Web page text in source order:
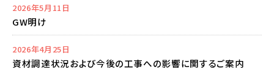
2026年5月11日
GW明け
2026年4月25日
資材調達状況および今後の工事への影響に関するご案内